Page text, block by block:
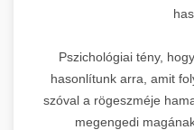
Pszichológiai tény,
hasonlítunk arra, amit
szóval a rögeszméje
megengedi